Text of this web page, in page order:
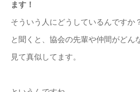
ます！
そういう人にどうしているんですか
と聞くと、 協会の先輩や仲間がどん
見て真似してます。